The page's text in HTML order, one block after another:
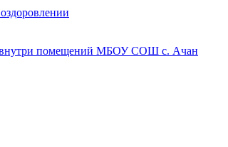
внутри помещений МБОУ СОШ с. Ачан